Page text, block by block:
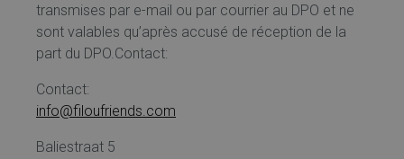
transmises par e-mail ou par courrier au DPO et ne
sont valables qu’après accusé de réception de la
part du DPO.Contact:
Contact:
info@filoufriends.com
Baliestraat 5